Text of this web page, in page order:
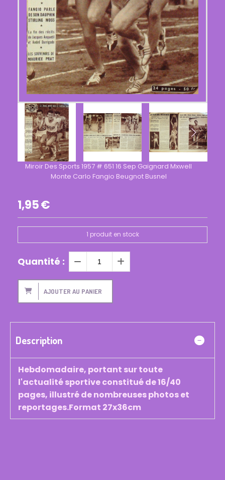
Miroir Des Sports 1957 # 651 16 Sep Gaignard Mxwell
Monte Carlo Fangio Beugnot Busnel
1,95€
1 produit en stock
Quantité :
AJOUTER AU PANIER
Description
Hebdomadaire, portant sur toute
l'actualité sportive constitué de 16/40
pages, illustré de nombreuses photos et
reportages.Format 27x36cm